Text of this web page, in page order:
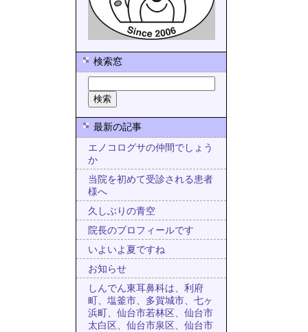
検索窓
最新の記事
エノコログサの仲間でしょう
か
当院を初めて受診される患者
様へ
久しぶりの青空
院長のプロフィールです
いよいよ夏ですね
お知らせ
しんでん東耳鼻科は、利府
町、塩釜市、多賀城市、七ヶ
浜町、仙台市若林区、仙台市
太白区、仙台市泉区、仙台市